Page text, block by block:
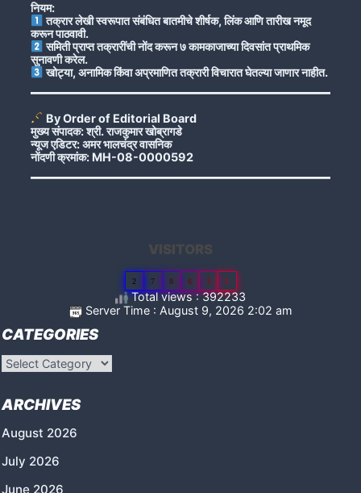
नियम:
तक्रार लेखी स्वरूपात संबंधित बातमीचे शीर्षक, लिंक आणि तारीख नमूद
करून पाठवावी.
समिती प्राप्त तक्रारींची नोंद करून ७ कामकाजाच्या दिवसांत प्राथमिक
सुनावणी करेल.
खोट्या, अनामिक किंवा अप्रमाणित तक्रारी विचारात घेतल्या जाणार नाहीत.
By Order of Editorial Board
मुख्य संपादक: श्री. राजकुमार खोब्रागडे
न्यूज एडिटर: अमर भालचंद्र वासनिक
नोंदणी क्रमांक: MH-08-0000592
VISITORS
2 7 8 6 3 3
Total views : 392233
Server Time : August 9, 2026 2:02 am
CATEGORIES
Categories
ARCHIVES
August 2026
July 2026
June 2026